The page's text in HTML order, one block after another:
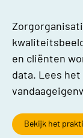
en cliënten
data. Lees
Bekijk het